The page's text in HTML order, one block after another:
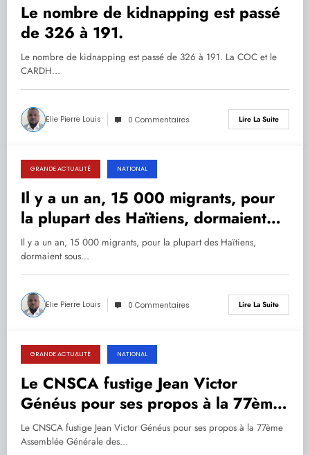
Le nombre de kidnapping est passé
de 326 à 191.
Le nombre de kidnapping est passé de 326 à 191. La COC et le
CARDH…
Elie Pierre Louis 0 Commentaires Lire La Suite
29.09.2022
GRANDE ACTUALITÉ NATIONAL
Il y a un an, 15 000 migrants, pour
la plupart des Haïtiens, dormaient
sous le pont de Texas.
Il y a un an, 15 000 migrants, pour la plupart des Haïtiens,
dormaient sous…
Elie Pierre Louis 0 Commentaires Lire La Suite
28.09.2022
GRANDE ACTUALITÉ NATIONAL
Le CNSCA fustige Jean Victor
Généus pour ses propos à la 77ème
Assemblée Générale des Nations
Unies.
Le CNSCA fustige Jean Victor Généus pour ses propos à la 77ème
Assemblée Générale des…